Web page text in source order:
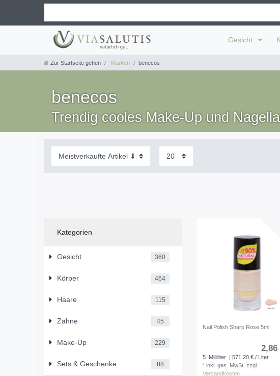
Gesicht
Zur Startseite gehen Marken benecos
benecos
Trendig cooles Make-Up und
Kategorien
Gesicht 360
Körper 464
Haare 115
Zähne 45
Make-Up 229
Sets & Geschenke 88
Nail Polish Sharp Rose 5ml
2,86
5 Milliliter | 571,20 € / Liter
*inkl. ges. MwSt. zzgl.
Versandkosten